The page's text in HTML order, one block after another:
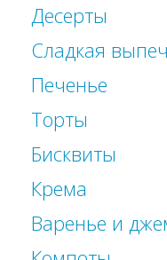
Десерты
Сладкая
Печенье
Торты
Бисквиты
Крема
Варенье и